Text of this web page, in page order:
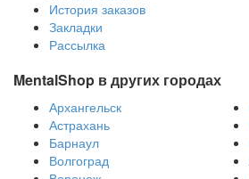
История заказов
Закладки
Рассылка
MentalShop в других городах
Архангельск
Астрахань
Барнаул
Волгоград